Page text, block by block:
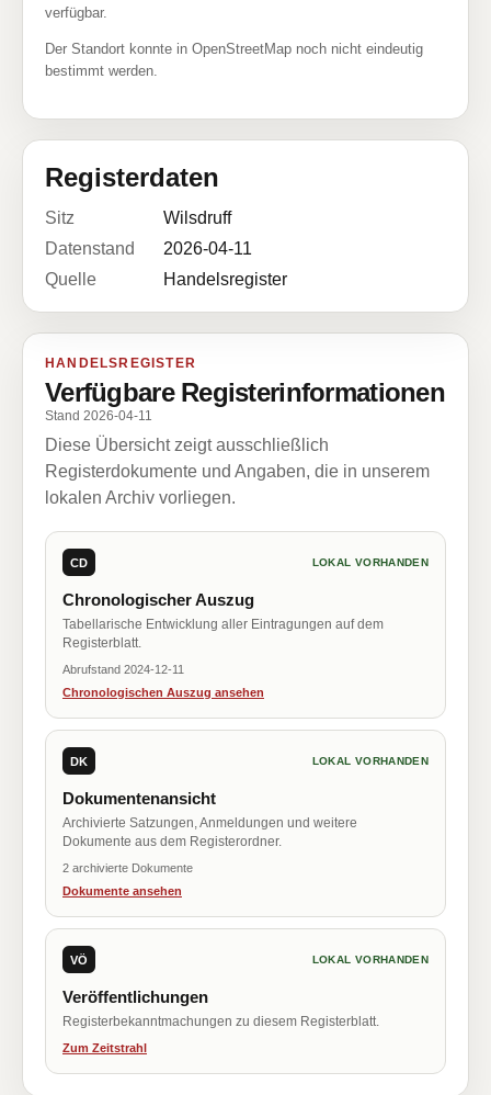
verfügbar.
Der Standort konnte in OpenStreetMap noch nicht eindeutig
bestimmt werden.
Registerdaten
Sitz
Wilsdruff
Datenstand
2026-04-11
Quelle
Handelsregister
HANDELSREGISTER
Verfügbare Registerinformationen
Stand 2026-04-11
Diese Übersicht zeigt ausschließlich
Registerdokumente und Angaben, die in unserem
lokalen Archiv vorliegen.
CD LOKAL VORHANDEN
Chronologischer Auszug
Tabellarische Entwicklung aller Eintragungen auf dem
Registerblatt.
Abrufstand 2024-12-11
Chronologischen Auszug ansehen
DK LOKAL VORHANDEN
Dokumentenansicht
Archivierte Satzungen, Anmeldungen und weitere
Dokumente aus dem Registerordner.
2 archivierte Dokumente
Dokumente ansehen
VÖ LOKAL VORHANDEN
Veröffentlichungen
Registerbekanntmachungen zu diesem Registerblatt.
Zum Zeitstrahl